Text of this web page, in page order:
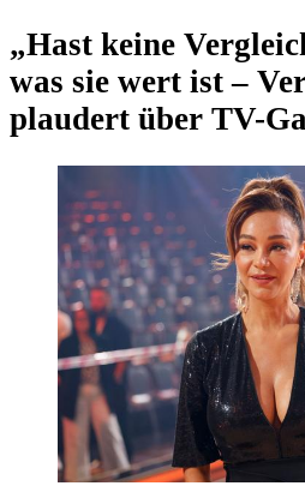
„Hast keine
was sie wert ist –
plaudert über TV-